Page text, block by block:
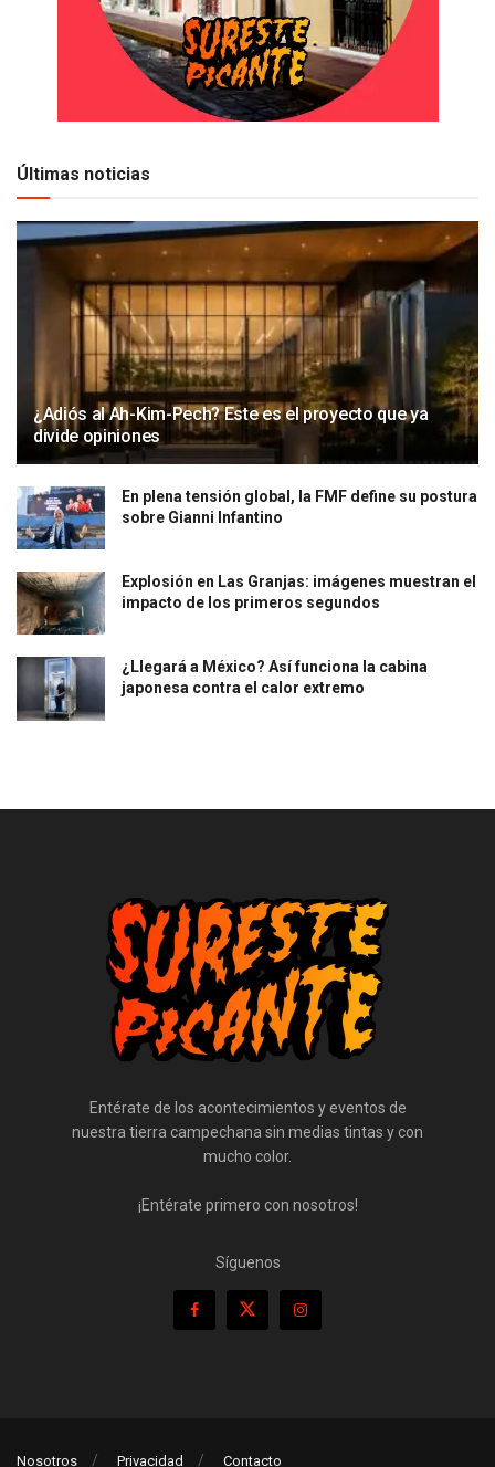
Últimas noticias
¿Adiós al Ah-Kim-Pech? Este es el proyecto que ya
divide opiniones
En plena tensión global, la FMF define su postura
sobre Gianni Infantino
Explosión en Las Granjas: imágenes muestran el
impacto de los primeros segundos
¿Llegará a México? Así funciona la cabina
japonesa contra el calor extremo
Entérate de los acontecimientos y eventos de
nuestra tierra campechana sin medias tintas y con
mucho color.
¡Entérate primero con nosotros!
Síguenos
Nosotros Privacidad Contacto